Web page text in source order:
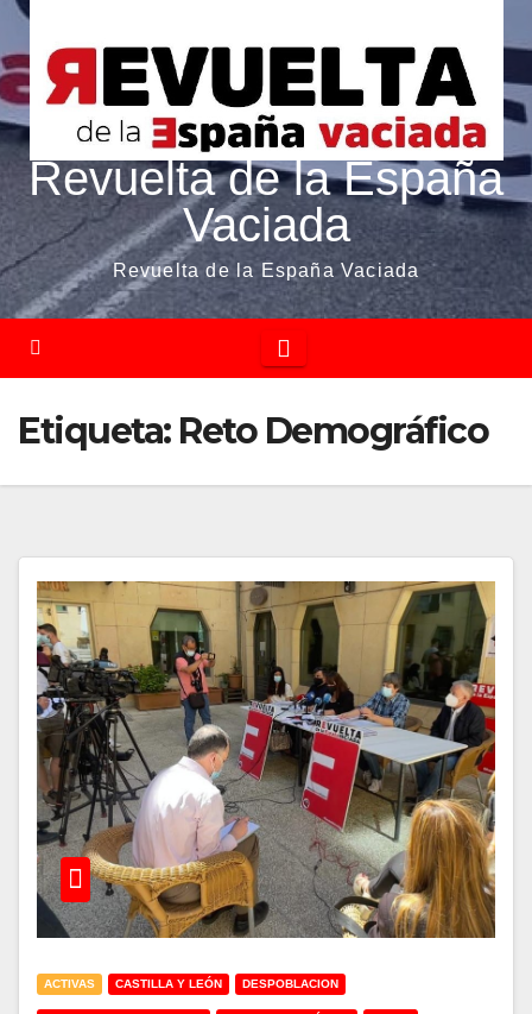
Revuelta de la España
Vaciada
Revuelta de la España Vaciada
Etiqueta: Reto Demográfico
ACTIVAS CASTILLA Y LEÓN DESPOBLACION